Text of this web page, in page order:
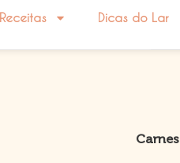
Receitas Dicas do Lar
Carnes